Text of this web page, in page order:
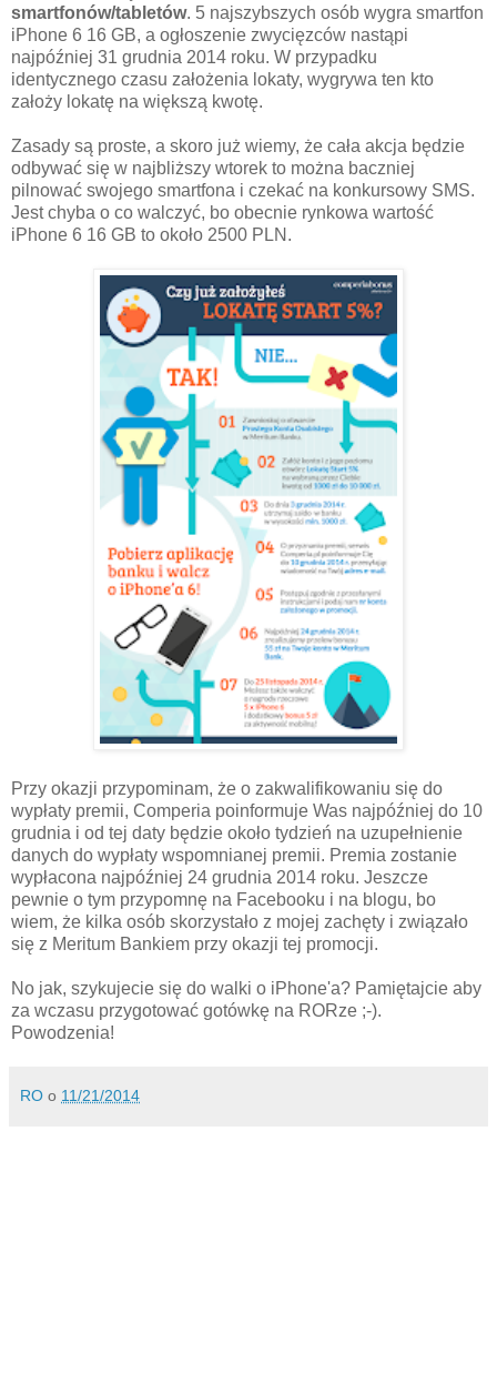
smartfonów/tabletów. 5 najszybszych osób wygra smartfon
iPhone 6 16 GB, a ogłoszenie zwycięzców nastąpi
najpóźniej 31 grudnia 2014 roku. W przypadku
identycznego czasu założenia lokaty, wygrywa ten kto
założy lokatę na większą kwotę.
Zasady są proste, a skoro już wiemy, że cała akcja będzie
odbywać się w najbliższy wtorek to można baczniej
pilnować swojego smartfona i czekać na konkursowy SMS.
Jest chyba o co walczyć, bo obecnie rynkowa wartość
iPhone 6 16 GB to około 2500 PLN.
Przy okazji przypominam, że o zakwalifikowaniu się do
wypłaty premii, Comperia poinformuje Was najpóźniej do 10
grudnia i od tej daty będzie około tydzień na uzupełnienie
danych do wypłaty wspomnianej premii. Premia zostanie
wypłacona najpóźniej 24 grudnia 2014 roku. Jeszcze
pewnie o tym przypomnę na Facebooku i na blogu, bo
wiem, że kilka osób skorzystało z mojej zachęty i związało
się z Meritum Bankiem przy okazji tej promocji.
No jak, szykujecie się do walki o iPhone'a? Pamiętajcie aby
za wczasu przygotować gotówkę na RORze ;-).
Powodzenia!
RO o 11/21/2014